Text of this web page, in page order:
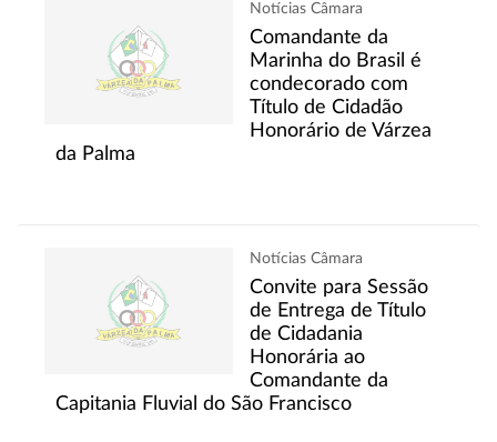
Notícias Câmara
Comandante da
Marinha do Brasil é
condecorado com
Título de Cidadão
Honorário de Várzea
da Palma
Notícias Câmara
Convite para Sessão
de Entrega de Título
de Cidadania
Honorária ao
Comandante da
Capitania Fluvial do São Francisco